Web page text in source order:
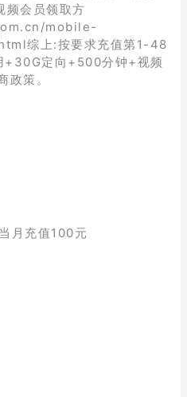
频会员领取方
mobile-
综上:按要求充值第1-48
+30G定向+500分钟+视频
政策。
月充值100元